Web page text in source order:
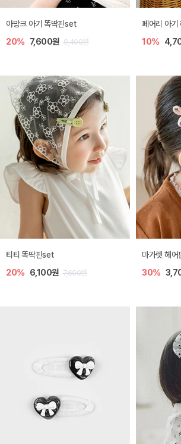
아망크 아기 똑딱핀set
20% 7,600원 9,400원
페어리 아
10%
티티 똑딱핀set
20% 6,100원 7,600원
마가렛 헤어
30%